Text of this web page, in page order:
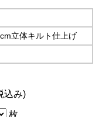
立体キルト仕上げ
込み)
枚